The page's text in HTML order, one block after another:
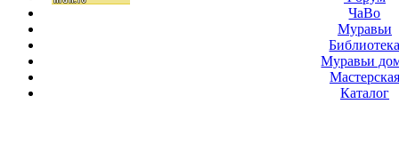
ЧаВо
Муравьи
Муравьи
Мастерская
Каталог